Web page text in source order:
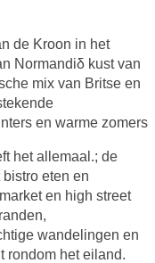
de Kroon in het
Normandiδ kust van
mix van Britse en
en warme zomers
het allemaal.; de
eten en
en high street
wandelingen en
rondom het eiland.